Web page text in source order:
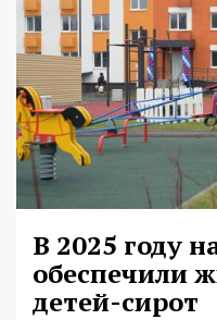
В 2025 году
обеспечили
детей-сирот